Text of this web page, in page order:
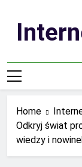
content
Home
Odkryj świat
wiedzy i